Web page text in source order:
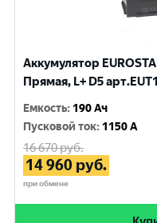
Аккумулятор
Прямая, L+ D5
Емкость: 190 Ач
Пусковой ток: 1150 A
16 670руб.
14 960 руб.
при обмене